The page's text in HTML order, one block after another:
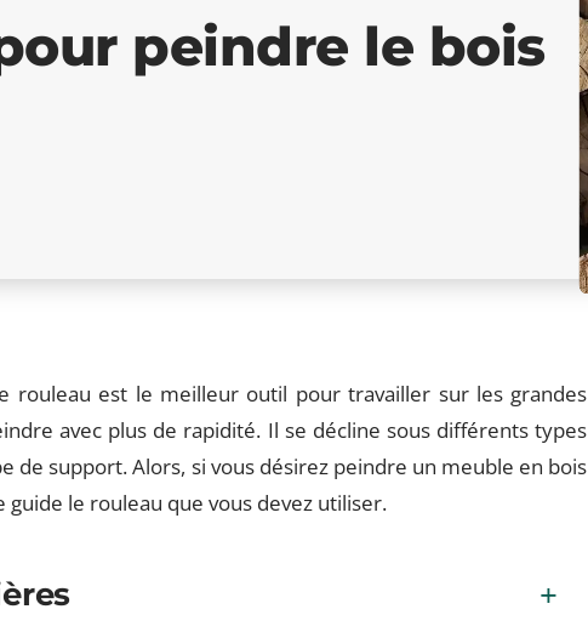
peindre le bois
rouleau est le meilleur outil pour travailler sur les grandes
avec plus de rapidité. Il se décline sous différents types
de support. Alors, si vous désirez peindre un meuble en bois
guide le rouleau que vous devez utiliser.